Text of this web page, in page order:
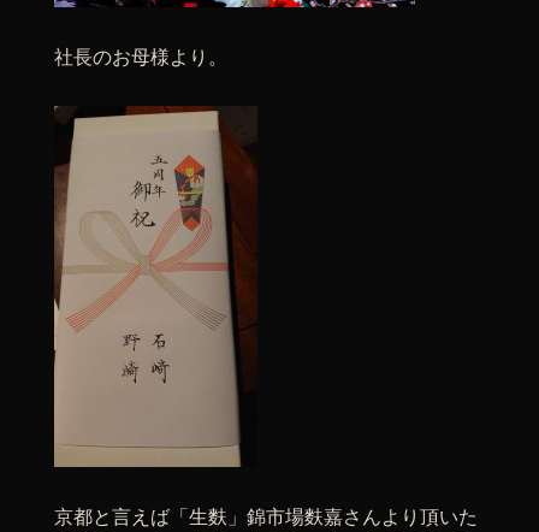
社長のお母様より。
京都と言えば「生麩」錦市場麩嘉さんより頂いた